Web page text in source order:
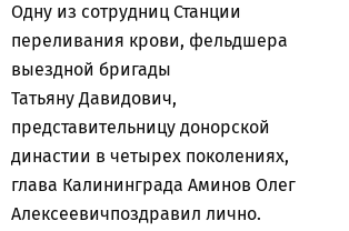
Одну из сотрудниц Станции
переливания крови, фельдшера
выездной бригады
Татьяну Давидович,
представительницу донорской
династии в четырех поколениях,
глава Калининграда Аминов Олег
Алексеевичпоздравил лично.